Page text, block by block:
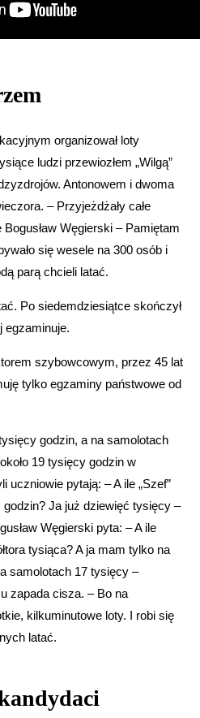
organizował loty
ludzi przewiozłem „Wilgą”
Antonowem i dwoma
– Przyjeżdżały całe
Węgierski – Pamiętam
się wesele na 300 osób i
parą chcieli latać.
Po siedemdziesiątce skończył
egzaminuje.
szybowcowym, przez 45 lat
tylko egzaminy państwowe od
godzin, a na samolotach
19 tysięcy godzin w
uczniowie pytają: – A ile „Szef”
Ja już dziewięć tysięcy –
Węgierski pyta: – A ile
tysiąca? A ja mam tylko na
samolotach 17 tysięcy –
zapada cisza. – Bo na
kilkuminutowe loty. I robi się
latać.